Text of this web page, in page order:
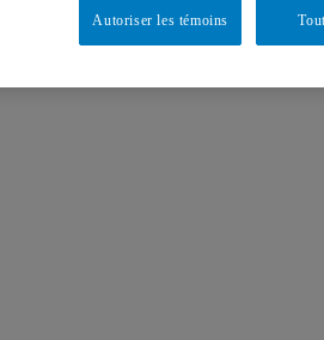
Autoriser les témoins